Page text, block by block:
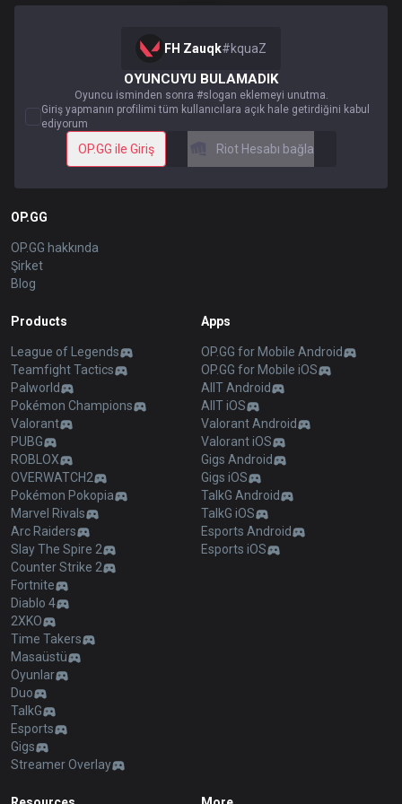
FH Zauqk#kquaZ
OYUNCUYU BULAMADIK
Oyuncu isminden sonra #slogan eklemeyi unutma.
Giriş yapmanın profilimi tüm kullanıcılara açık hale getirdiğini kabul
ediyorum
OP.GG ile Giriş Riot Hesabı bağla
OP.GG
OP.GG hakkında
Şirket
Blog
Products
League of Legends
Teamfight Tactics
Palworld
Pokémon Champions
Valorant
PUBG
ROBLOX
OVERWATCH2
Pokémon Pokopia
Marvel Rivals
Arc Raiders
Slay The Spire 2
Counter Strike 2
Fortnite
Diablo 4
2XKO
Time Takers
Masaüstü
Oyunlar
Duo
TalkG
Esports
Gigs
Streamer Overlay
Apps
OP.GG for Mobile Android
OP.GG for Mobile iOS
AllT Android
AllT iOS
Valorant Android
Valorant iOS
Gigs Android
Gigs iOS
TalkG Android
TalkG iOS
Esports Android
Esports iOS